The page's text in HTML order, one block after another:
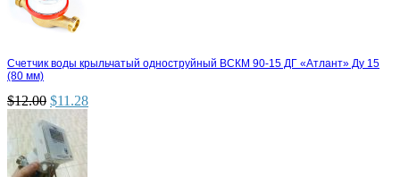
Счетчик воды крыльчатый одноструйный ВСКМ 90-15 ДГ «Атлант» Ду 15
(80 мм)
$12.00 $11.28